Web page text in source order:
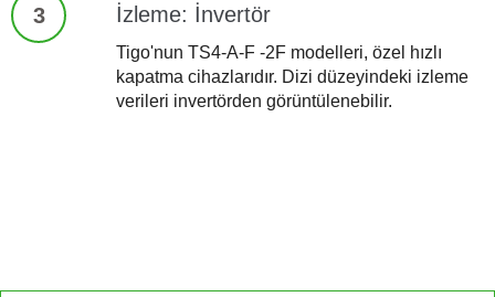
3 İzleme: İnvertör
Tigo'nun TS4-A-F -2F modelleri, özel hızlı
kapatma cihazlarıdır. Dizi düzeyindeki izleme
verileri invertörden görüntülenebilir.